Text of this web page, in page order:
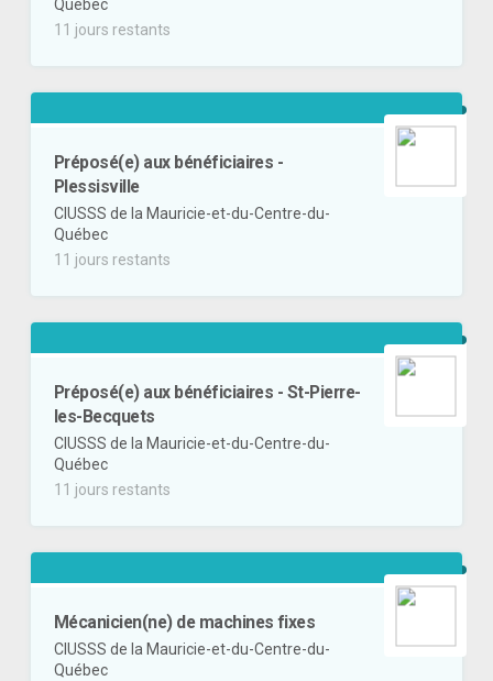
Québec
11 jours restants
Préposé(e) aux bénéficiaires -
Plessisville
CIUSSS de la Mauricie-et-du-Centre-du-
Québec
11 jours restants
Préposé(e) aux bénéficiaires - St-Pierre-
les-Becquets
CIUSSS de la Mauricie-et-du-Centre-du-
Québec
11 jours restants
Mécanicien(ne) de machines fixes
CIUSSS de la Mauricie-et-du-Centre-du-
Québec